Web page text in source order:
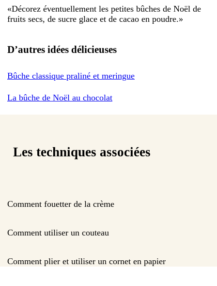
«Décorez éventuellement les petites bûches de Noël de
fruits secs, de sucre glace et de cacao en poudre.»
D’autres idées délicieuses
Bûche classique praliné et meringue
La bûche de Noël au chocolat
Les techniques associées
Comment fouetter de la crème
Comment utiliser un couteau
Comment plier et utiliser un cornet en papier